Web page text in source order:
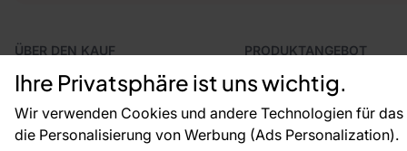
Ihre Privatsphäre ist uns wichtig.
Wir verwenden Cookies und andere Technologien für
die Personalisierung von Werbung (Ads Personalization).
ÜBER DEN KAUF
Versand und Bezahlung
Reklamationsverfahren
Rücksendung von Waren
CE-Zertifizierung
PRODUKTANGEBOT
Fototapeten
Leiste
Dekoration
Selbstklebende Folien